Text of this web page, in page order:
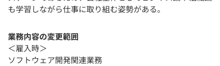
も学習しながら仕事に取り組む姿勢がある。
業務内容の変更範囲
＜雇入時＞
ソフトウェア開発関連業務